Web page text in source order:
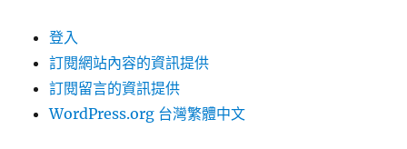
登入
訂閱網站內容的資訊提供
訂閱留言的資訊提供
WordPress.org 台灣繁體中文